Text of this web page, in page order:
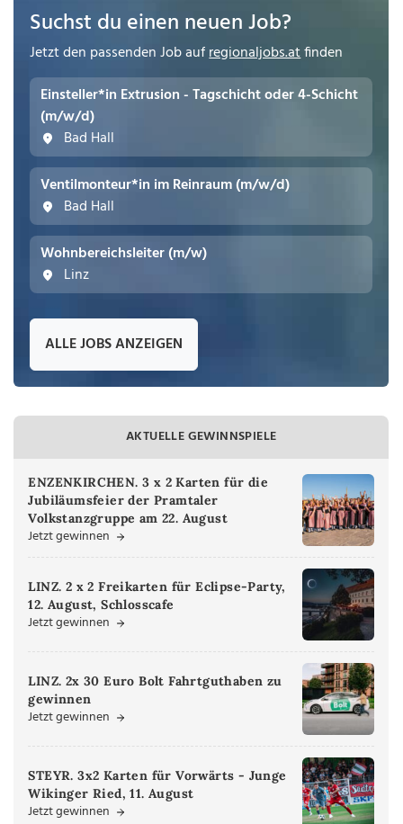
Suchst du einen neuen Job?
Jetzt den passenden Job aufregionaljobs.atfinden
Einsteller*in Extrusion - Tagschicht oder 4-Schicht
(m/w/d)
Bad Hall
Ventilmonteur*in im Reinraum (m/w/d)
Bad Hall
Wohnbereichsleiter (m/w)
Linz
ALLE JOBS ANZEIGEN
AKTUELLE GEWINNSPIELE
ENZENKIRCHEN. 3 x 2 Karten für die
Jubiläumsfeier der Pramtaler
Volkstanzgruppe am 22. August
Jetzt gewinnen
LINZ. 2 x 2 Freikarten für Eclipse-Party,
12. August, Schlosscafe
Jetzt gewinnen
LINZ. 2x 30 Euro Bolt Fahrtguthaben zu
gewinnen
Jetzt gewinnen
STEYR. 3x2 Karten für Vorwärts - Junge
Wikinger Ried, 11. August
Jetzt gewinnen